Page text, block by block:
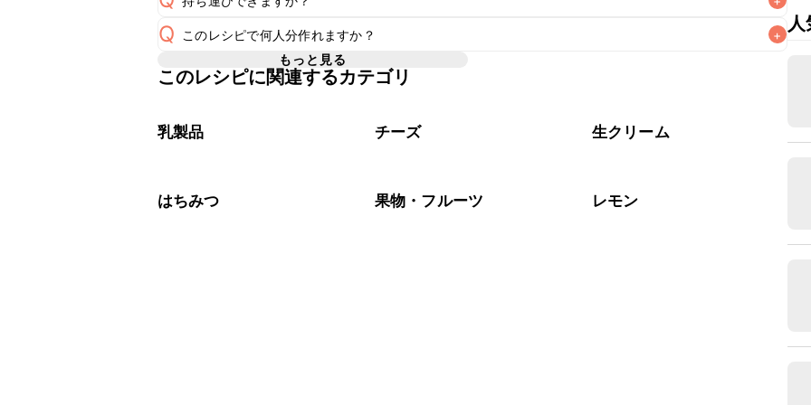
A
要冷蔵のスイーツのため長時間のお持ち運びには不向きですが、保冷剤を添えていただけば短時間
でのお持ち運びは可能です。お持ち運びの際は保冷剤を添え、お持ち運び後はすぐに冷蔵庫に入れ
Q このレシピで何人分作れますか？ +
A 5号(直径15cm)のケーキ型を使用する場合、4~6人分が目安です。お召し上がりになる人数に合わ
もっと見る
このレシピに関連するカテゴリ
乳製品 チーズ 生クリーム
はちみつ 果物・フルーツ レモン